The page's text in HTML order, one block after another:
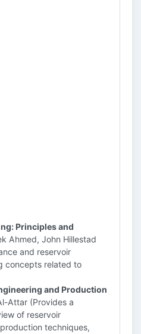
Principles and
Ahmed, John Hillestad
and reservoir
concepts related to
and Production
Attar (Provides a
of reservoir
techniques,